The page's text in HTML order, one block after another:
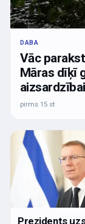
DABA
Vāc
Māras dīķī
aizsardzībai
pirms 15 st
Prezidents